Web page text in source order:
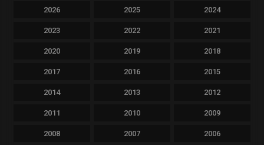
2026 2025 2024
2023 2022 2021
2020 2019 2018
2017 2016 2015
2014 2013 2012
2011 2010 2009
2008 2007 2006